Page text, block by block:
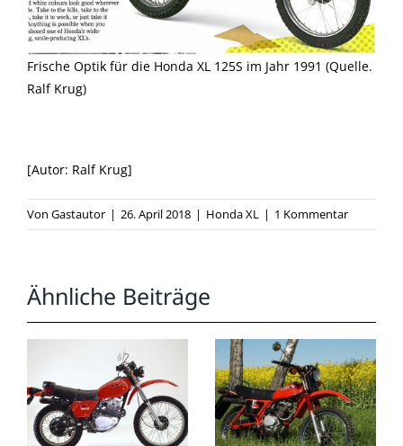
Frische Optik für die Honda XL 125S im Jahr 1991 (Quelle.
Ralf Krug)
[Autor: Ralf Krug]
Von Gastautor | 26. April 2018 | Honda XL | 1 Kommentar
Ähnliche Beiträge